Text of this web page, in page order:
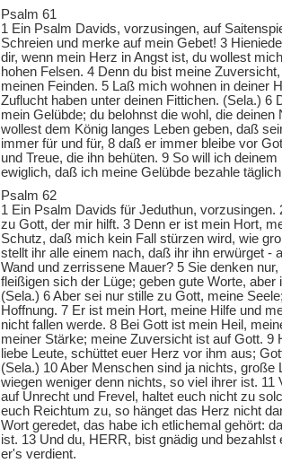
Psalm 61
1 Ein Psalm Davids, vorzusingen, auf
Schreien und merke auf mein Gebet! 3
dir, wenn mein Herz in Angst ist, du wollest
hohen Felsen. 4 Denn du bist meine
meinen Feinden. 5 Laß mich wohnen in deiner
Zuflucht haben unter deinen Fittichen. (Sela.) 6
mein Gelübde; du belohnst die wohl, die deinen
wollest dem König langes Leben geben, daß
immer für und für, 8 daß er immer bleibe vor
und Treue, die ihn behüten. 9 So will ich
ewiglich, daß ich meine Gelübde bezahle
Psalm 62
1 Ein Psalm Davids für Jeduthun, vorzusingen.
zu Gott, der mir hilft. 3 Denn er ist mein Hort,
Schutz, daß mich kein Fall stürzen wird, wie
stellt ihr alle einem nach, daß ihr ihn erwürget -
Wand und zerrissene Mauer? 5 Sie denken
fleißigen sich der Lüge; geben gute Worte,
(Sela.) 6 Aber sei nur stille zu Gott, meine
Hoffnung. 7 Er ist mein Hort, meine Hilfe und
nicht fallen werde. 8 Bei Gott ist mein Heil,
meiner Stärke; meine Zuversicht ist auf Gott. 9
liebe Leute, schüttet euer Herz vor ihm aus;
(Sela.) 10 Aber Menschen sind ja nichts, große
wiegen weniger denn nichts, so viel ihrer ist. 11
auf Unrecht und Frevel, haltet euch nicht zu
euch Reichtum zu, so hänget das Herz nicht
Wort geredet, das habe ich etlichemal gehört:
ist. 13 Und du, HERR, bist gnädig und bezahlst
er's verdient.